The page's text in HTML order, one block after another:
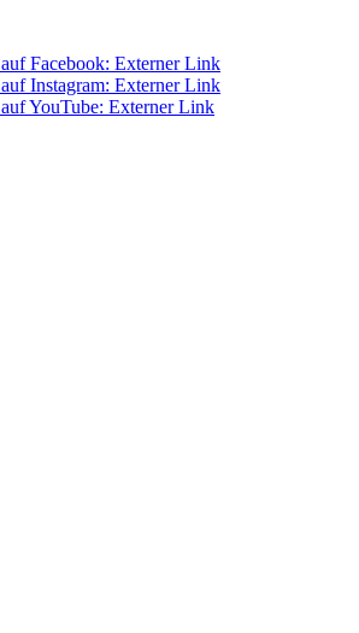
Facebook: Externer Link
Instagram: Externer Link
YouTube: Externer Link